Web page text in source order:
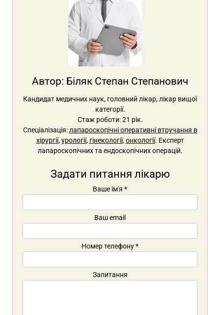
Автор: Біляк Степан Степанович
Кандидат медичних наук, головний лікар, лікар вищої
категорії.
Стаж роботи: 21 рік.
Спеціалізація:лапароскопічні оперативні втручання в
хірургії,урології, гінекології,онкології. Експерт
лапароскопічних та ендоскопічних операцій.
Задати питання лікарю
Ваше ім'я *
Ваш email
Номер телефону*
Запитання